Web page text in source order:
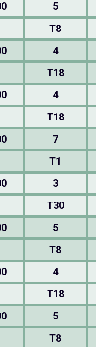
5
T8
4
T18
4
T18
7
T1
3
T30
5
T8
4
T18
5
T8